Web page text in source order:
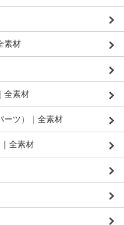
素材
全素材
ーツ）｜全素材
全素材